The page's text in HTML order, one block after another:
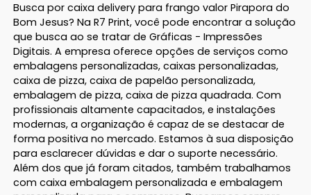
Busca por caixa delivery para frango valor Pirapora do
Bom Jesus? Na R7 Print, você pode encontrar a solução
que busca ao se tratar de Gráficas - Impressões
Digitais. A empresa oferece opções de serviços como
embalagens personalizadas, caixas personalizadas,
caixa de pizza, caixa de papelão personalizada,
embalagem de pizza, caixa de pizza quadrada. Com
profissionais altamente capacitados, e instalações
modernas, a organização é capaz de se destacar de
forma positiva no mercado. Estamos à sua disposição
para esclarecer dúvidas e dar o suporte necessário.
Além dos que já foram citados, também trabalhamos
com caixa embalagem personalizada e embalagem